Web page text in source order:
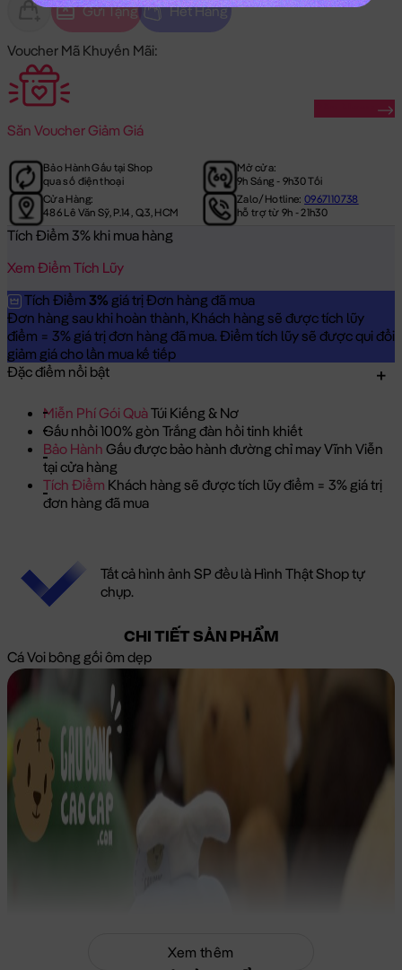
Gửi Tặng Hết Hàng
Voucher Mã Khuyến Mãi:
Săn Voucher Giảm Giá
Bảo Hành Gấu tại Shop
qua số điện thoại
Mở cửa:
9h Sáng - 9h30 Tối
Cửa Hàng:
486 Lê Văn Sỹ, P.14, Q.3, HCM
Zalo/Hotline:0967110738
hỗ trợ từ 9h - 21h30
Tích Điểm 3% khi mua hàng
Xem Điểm Tích Lũy
Tích Điểm 3% giá trị Đơn hàng đã mua
Đơn hàng sau khi hoàn thành, Khách hàng sẽ được tích lũy
điểm = 3% giá trị đơn hàng đã mua. Điểm tích lũy sẽ được qui đổi
giảm giá cho lần mua kế tiếp
Đặc điểm nổi bật
Miễn Phí Gói QuàTúi Kiếng & Nơ
Gấu nhồi 100% gòn Trắng đàn hồi tinh khiết
Bảo Hành Gấu được bảo hành đường chỉ may Vĩnh Viễn
tại cửa hàng
Tích Điểm Khách hàng sẽ được tích lũy điểm = 3% giá trị
đơn hàng đã mua
Tất cả hình ảnh SP đều là Hình Thật Shop tự
chụp.
CHI TIẾT SẢN PHẨM
Cá Voi bông gối ôm dẹp
Xem thêm